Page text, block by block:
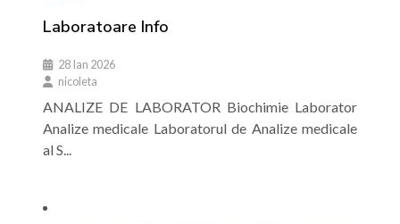
Laboratoare Info
28 Ian 2026
nicoleta
ANALIZE DE LABORATOR Biochimie Laborator
Analize medicale Laboratorul de Analize medicale
al S...